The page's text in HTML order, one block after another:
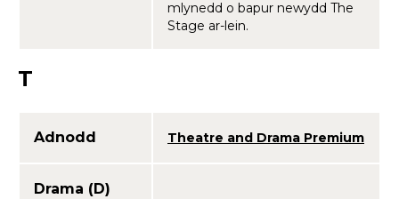
mlynedd o bapur newydd The
Stage ar-lein.
T
Adnodd Theatre and Drama Premium
Drama (D)